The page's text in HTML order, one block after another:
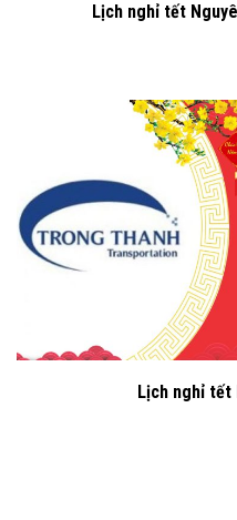
Lịch nghỉ tết
Lịch nghỉ tết